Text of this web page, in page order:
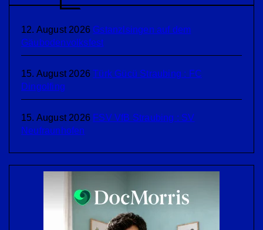
12. August 2026 Gstanzlsingen auf dem
Gäubodenvolksfest
15. August 2026 Türk Gücü Straubing : FC
Dingolfing
15. August 2026 FSV VfB Straubing : SV
Neufraunhofen